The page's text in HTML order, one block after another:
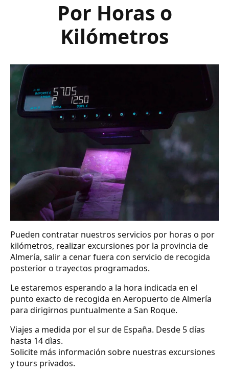
Por Horas o
Kilómetros
Pueden contratar nuestros servicios por horas o por
kilómetros, realizar excursiones por la provincia de
Almería, salir a cenar fuera con servicio de recogida
posterior o trayectos programados.
Le estaremos esperando a la hora indicada en el
punto exacto de recogida en Aeropuerto de Almería
para dirigirnos puntualmente a San Roque.
Viajes a medida por el sur de España. Desde 5 días
hasta 14 dìas.
Solicite más información sobre nuestras excursiones
y tours privados.